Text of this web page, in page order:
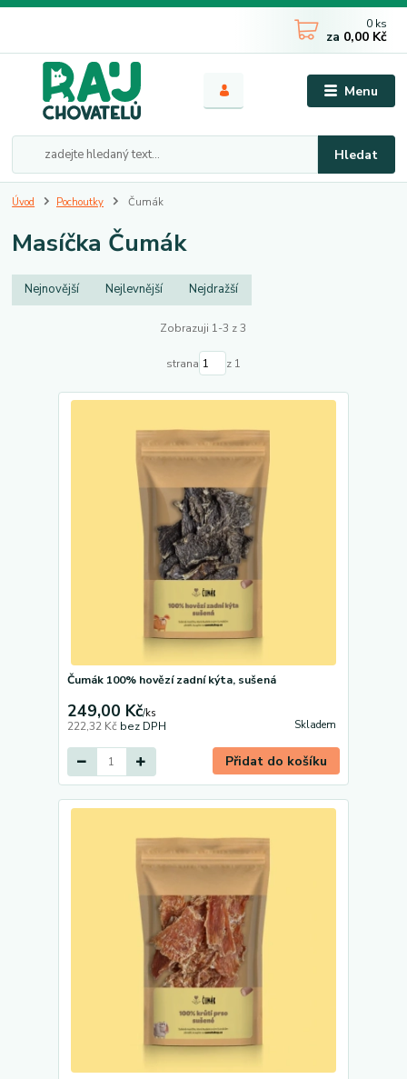
Menu
Hledat
0 ks
za 0,00 Kč
Úvod Pochoutky Čumák
Masíčka Čumák
Nejnovější Nejlevnější Nejdražší
Zobrazuji 1-3 z 3
strana z 1
Čumák 100% hovězí zadní kýta, sušená
249,00 Kč/ks
222,32 Kč bez DPH Skladem
Přidat do košíku